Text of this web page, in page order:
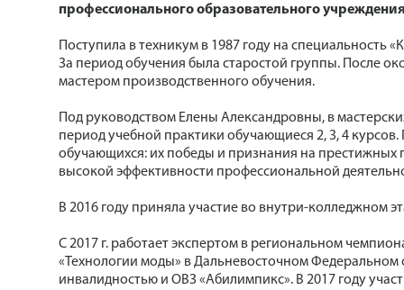
профессионального образовательного
Поступила в техникум в 1987 году на
За период обучения была старостой группы. После
мастером производственного обучения.
Под руководством Елены Александровны, в
период учебной практики обучающиеся 2, 3, 4
обучающихся: их победы и признания на престижных
высокой эффективности профессиональной
В 2016 году приняла участие во внутри-колледжном
С 2017 г. работает экспертом в региональном
«Технологии моды» в Дальневосточном
инвалидностью и ОВЗ «Абилимпикс». В 2017 году